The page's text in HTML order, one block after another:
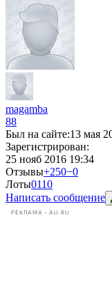
magamba
88
Был на сайте:13 мая
Зарегистрирован:
25 нояб 2016 19:34
Отзывы+250−0
Лоты0110
Написать сообщение
РЕКЛАМА • AU.RU